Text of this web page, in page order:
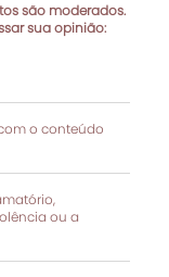
são moderados.
sua opinião:
o conteúdo
ou a